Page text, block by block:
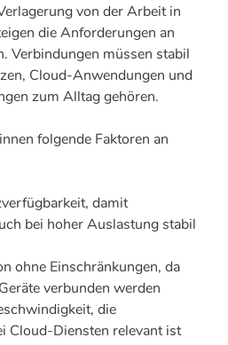
von der Arbeit in
die Anforderungen an
Verbindungen müssen stabil
Cloud-Anwendungen und
zum Alltag gehören.
folgende Faktoren an
damit
bei hoher Auslastung stabil
ohne Einschränkungen, da
verbunden werden
die
Cloud-Diensten relevant ist